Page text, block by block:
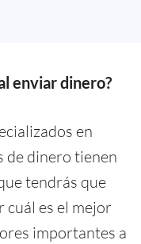
enviar dinero?
en
de dinero tienen
tendrás que
cuál es el mejor
importantes a